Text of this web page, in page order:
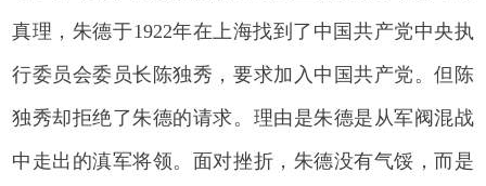
真理，朱德于1922年在上海找到了中国共产党中央执
行委员会委员长陈独秀，要求加入中国共产党。但陈
独秀却拒绝了朱德的请求。理由是朱德是从军阀混战
中走出的滇军将领。面对挫折，朱德没有气馁，而是